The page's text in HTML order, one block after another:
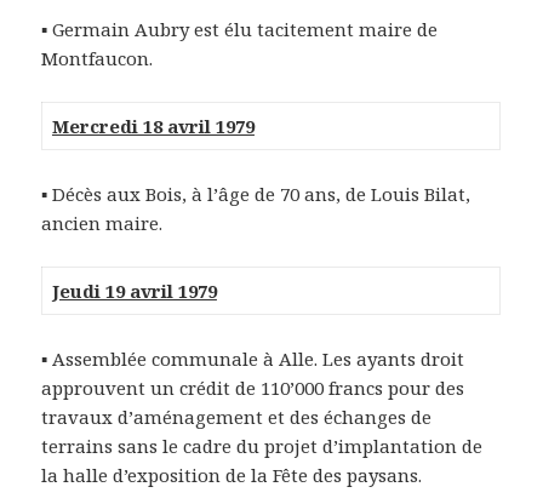
▪ Germain Aubry est élu tacitement maire de
Montfaucon.
Mercredi 18 avril 1979
▪ Décès aux Bois, à l’âge de 70 ans, de Louis Bilat,
ancien maire.
Jeudi 19 avril 1979
▪ Assemblée communale à Alle. Les ayants droit
approuvent un crédit de 110’000 francs pour des
travaux d’aménagement et des échanges de
terrains sans le cadre du projet d’implantation de
la halle d’exposition de la Fête des paysans.